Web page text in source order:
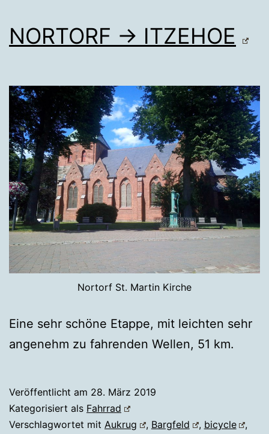
NORTORF → ITZEHOE
Nortorf St. Martin Kirche
Eine sehr schöne Etappe, mit leichten sehr
angenehm zu fahrenden Wellen, 51 km.
Veröffentlicht am 28. März 2019
Kategorisiert als Fahrrad
Verschlagwortet mit Aukrug , Bargfeld , bicycle
,